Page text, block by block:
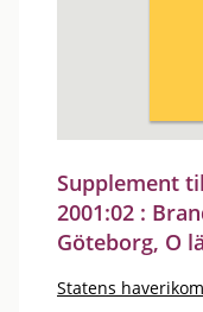
Supplement
2001:02 :
Göteborg, O
Statens